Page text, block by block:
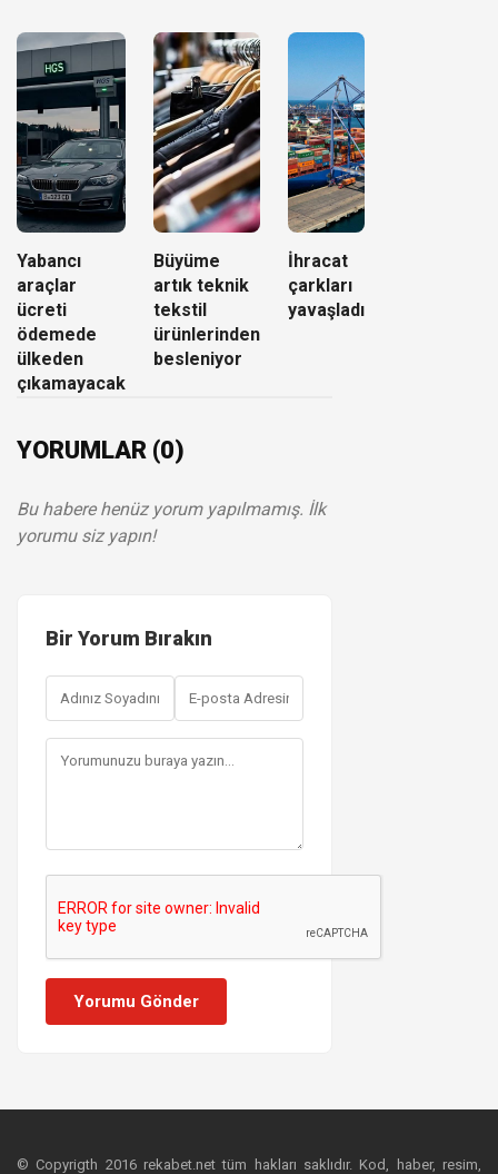
Yabancı
araçlar
ücreti
ödemede
ülkeden
çıkamayacak
Büyüme
artık teknik
tekstil
ürünlerinden
besleniyor
İhracat
çarkları
yavaşladı
YORUMLAR (0)
Bu habere henüz yorum yapılmamış. İlk
yorumu siz yapın!
Bir Yorum Bırakın
Yorumu Gönder
© Copyrigth 2016 rekabet.net tüm hakları saklıdır. Kod, haber, resim,